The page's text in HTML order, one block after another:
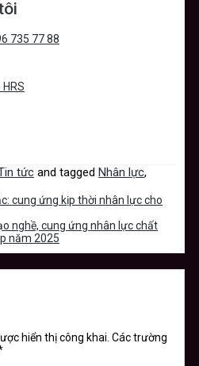
735 77 88
HRS
tức and tagged Nhân lực,
cung ứng kịp thời nhân lực cho
nghề, cung ứng nhân lực chất
năm 2025
hiển thị công khai. Các trường